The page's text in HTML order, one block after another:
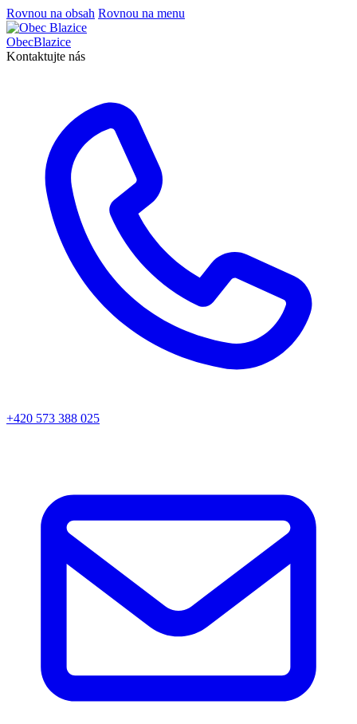
Rovnou na obsah Rovnou na menu
ObecBlazice
Kontaktujte nás
+420 573 388 025